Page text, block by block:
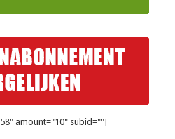
amount="10" subid=""]